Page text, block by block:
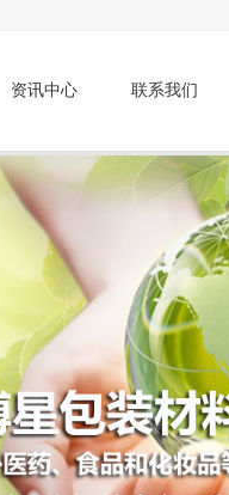
资讯中心 联系我们